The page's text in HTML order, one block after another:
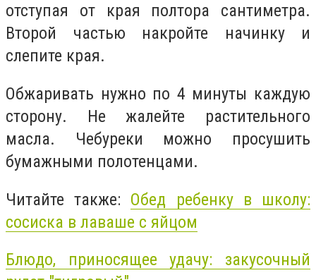
отступая от края полтора сантиметра.
Второй частью накройте начинку и
слепите края.
Обжаривать нужно по 4 минуты каждую
сторону. Не жалейте растительного
масла. Чебуреки можно просушить
бумажными полотенцами.
Читайте также: Обед ребенку в школу:
сосиска в лаваше с яйцом
Блюдо, приносящее удачу: закусочный